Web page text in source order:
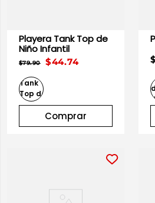
Playera Tank Top de
Niño Infantil
$44.74
$79.90
Comprar